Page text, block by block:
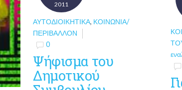
2011
ΑΥΤΟΔΙΟΙΚΗΤΙΚΆ, ΚΟΙΝΩΝΊΑ/
ΠΕΡΙΒΆΛΛΟΝ
0
Ψήφισμα του
Δημοτικού